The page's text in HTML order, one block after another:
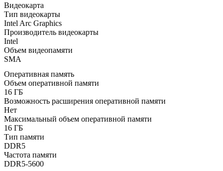
Видеокарта
Тип видеокарты
Intel Arc Graphics
Производитель видеокарты
Intel
Объем видеопамяти
SMA
Оперативная память
Объем оперативной памяти
16 ГБ
Возможность расширения оперативной памяти
Нет
Максимальный объем оперативной памяти
16 ГБ
Тип памяти
DDR5
Частота памяти
DDR5-5600